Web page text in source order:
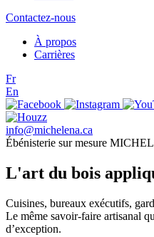
Contactez-nous
À propos
Carrières
Fr
En
info@michelena.ca
Ébénisterie sur mesure
L'art du bois
Cuisines, bureaux exécutifs,
Le même savoir-faire artisanal
d’exception.